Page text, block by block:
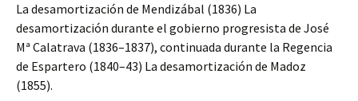
La desamortización de Mendizábal (1836) La
desamortización durante el gobierno progresista de José
Mª Calatrava (1836–1837), continuada durante la Regencia
de Espartero (1840–43) La desamortización de Madoz
(1855).